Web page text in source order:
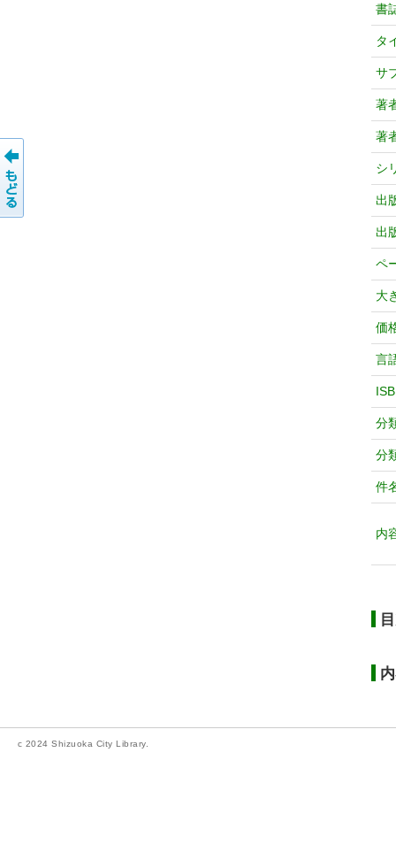
書
タ
サ
著
著
シ
出
出
ペ
大
価
言
分
分
件
内
c 2024 Shizuoka City Library.